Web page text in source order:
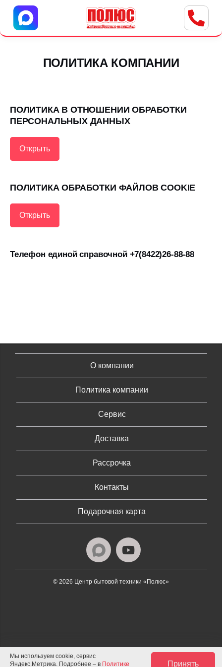
Центр бытовой техники
г. Ульяновск, ул. Пушкарева, 8a
ПОЛИТИКА КОМПАНИИ
ПОЛИТИКА В ОТНОШЕНИИ ОБРАБОТКИ
ПЕРСОНАЛЬНЫХ ДАННЫХ
Открыть
ПОЛИТИКА ОБРАБОТКИ ФАЙЛОВ COOKIE
Открыть
Телефон единой справочной +7(8422)26-88-88
О компании
Политика компании
Сервис
Доставка
Рассрочка
Контакты
Подарочная карта
© 2026 Центр бытовой техники «Полюс»
Мы используем cookie, сервис
Яндекс.Метрика. Подробнее – в Политике Принять